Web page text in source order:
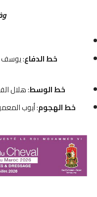
خط الدفاع: يوسف
خط الوسط: هلال
خط الهجوم: أيوب